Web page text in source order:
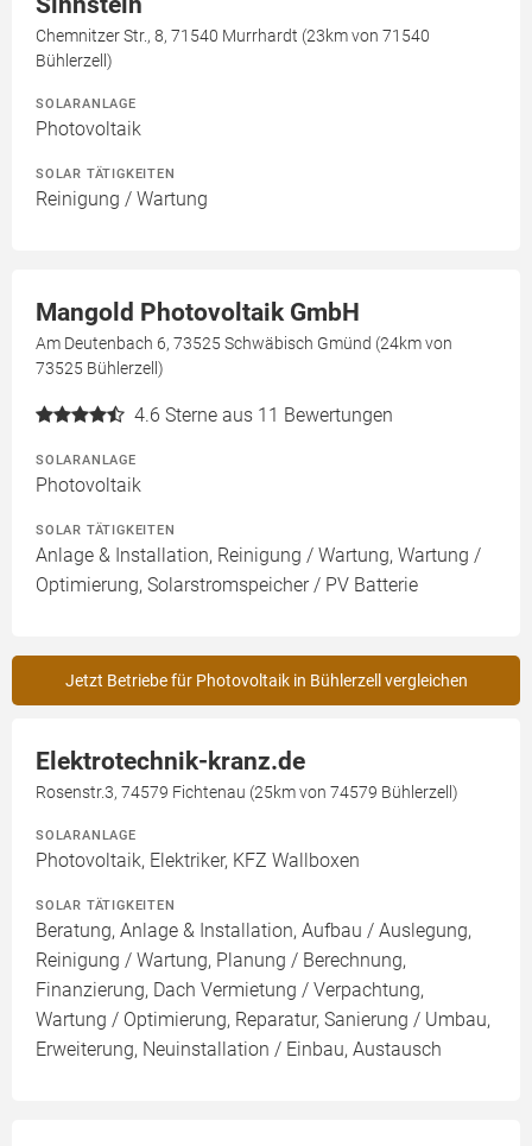
Chemnitzer Str., 8, 71540 Murrhardt (23km von 71540
Bühlerzell)
SOLARANLAGE
Photovoltaik
SOLAR TÄTIGKEITEN
Reinigung / Wartung
Mangold Photovoltaik GmbH
Am Deutenbach 6, 73525 Schwäbisch Gmünd (24km von
73525 Bühlerzell)
4.6 Sterne aus 11 Bewertungen
SOLARANLAGE
Photovoltaik
SOLAR TÄTIGKEITEN
Anlage & Installation, Reinigung / Wartung, Wartung /
Optimierung, Solarstromspeicher / PV Batterie
Jetzt Betriebe für Photovoltaik in Bühlerzell vergleichen
Elektrotechnik-kranz.de
Rosenstr.3, 74579 Fichtenau (25km von 74579 Bühlerzell)
SOLARANLAGE
Photovoltaik, Elektriker, KFZ Wallboxen
SOLAR TÄTIGKEITEN
Beratung, Anlage & Installation, Aufbau / Auslegung,
Reinigung / Wartung, Planung / Berechnung,
Finanzierung, Dach Vermietung / Verpachtung,
Wartung / Optimierung, Reparatur, Sanierung / Umbau,
Erweiterung, Neuinstallation / Einbau, Austausch